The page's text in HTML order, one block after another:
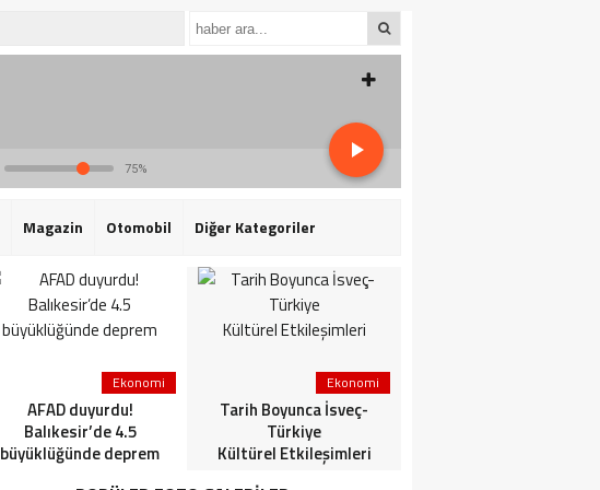
75%
Magazin Otomobil Diğer Kategoriler
Ekonomi
AFAD duyurdu!
Balıkesir’de 4.5
büyüklüğünde deprem
Ekonomi
Tarih Boyunca İsveç-
Türkiye
Kültürel Etkileşimleri